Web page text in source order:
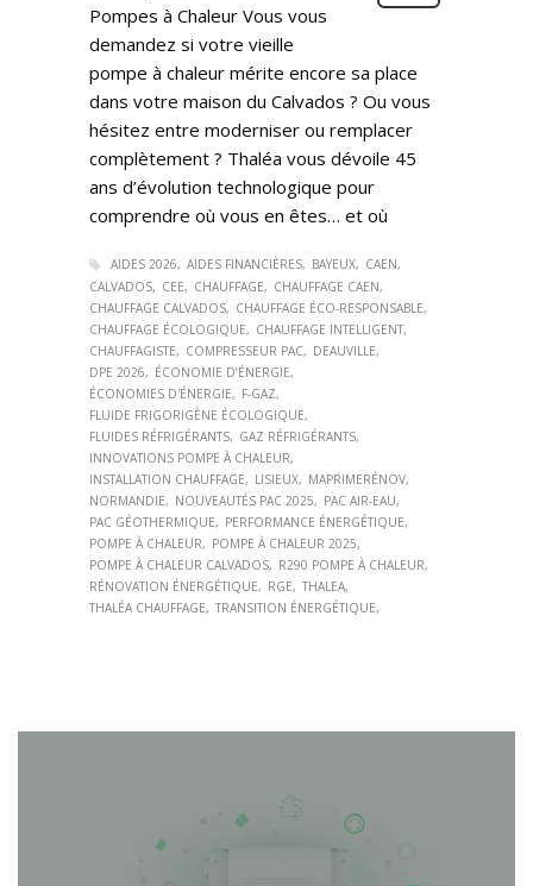
Pompes à Chaleur Vous vous
demandez si votre vieille
pompe à chaleur mérite encore sa place
dans votre maison du Calvados ? Ou vous
hésitez entre moderniser ou remplacer
complètement ? Thaléa vous dévoile 45
ans d’évolution technologique pour
comprendre où vous en êtes… et où
AIDES 2026 AIDES FINANCIÈRES BAYEUX
CAEN
CALVADOS
CEE CHAUFFAGE
CHAUFFAGE CAEN
CHAUFFAGE CALVADOS
CHAUFFAGE ÉCO-RESPONSABLE
CHAUFFAGE ÉCOLOGIQUE
CHAUFFAGE INTELLIGENT
CHAUFFAGISTE
COMPRESSEUR PAC
DEAUVILLE
DPE 2026
ÉCONOMIE D’ÉNERGIE
ÉCONOMIES D'ÉNERGIE
F-GAZ
FLUIDE FRIGORIGÈNE ÉCOLOGIQUE
FLUIDES RÉFRIGÉRANTS
GAZ RÉFRIGÉRANTS
INNOVATIONS POMPE À CHALEUR
INSTALLATION CHAUFFAGE
LISIEUX
MAPRIMERÉNOV
NORMANDIE
NOUVEAUTÉS PAC 2025
PAC AIR-EAU
PAC GÉOTHERMIQUE
PERFORMANCE ÉNERGÉTIQUE
POMPE À CHALEUR
POMPE À CHALEUR 2025
POMPE À CHALEUR CALVADOS
R290 POMPE À CHALEUR
RÉNOVATION ÉNERGÉTIQUE
RGE
THALEA
THALÉA CHAUFFAGE
TRANSITION ÉNERGÉTIQUE